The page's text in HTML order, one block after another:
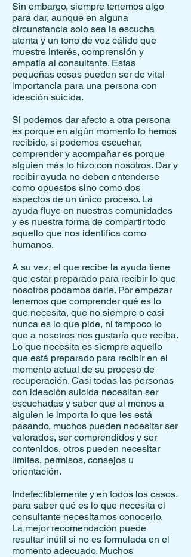
Sin embargo, siempre tenemos algo
para dar, aunque en alguna
circunstancia solo sea la escucha
atenta y un tono de voz cálido que
muestre interés, comprensión y
empatía al consultante. Estas
pequeñas cosas pueden ser de vital
importancia para una persona con
ideación suicida.
Si podemos dar afecto a otra persona
es porque en algún momento lo hemos
recibido, si podemos escuchar,
comprender y acompañar es porque
alguien más lo hizo con nosotros. Dar y
recibir ayuda no deben entenderse
como opuestos sino como dos
aspectos de un único proceso. La
ayuda fluye en nuestras comunidades
y es nuestra forma de compartir todo
aquello que nos identifica como
humanos.
A su vez, el que recibe la ayuda tiene
que estar preparado para recibir lo que
nosotros podamos darle. Por empezar
tenemos que comprender qué es lo
que necesita, que no siempre o casi
nunca es lo que pide, ni tampoco lo
que a nosotros nos gustaría que reciba.
Lo que necesita es siempre aquello
que está preparado para recibir en el
momento actual de su proceso de
recuperación. Casi todas las personas
con ideación suicida necesitan ser
escuchadas y saber que al menos a
alguien le importa lo que les está
pasando, muchos pueden necesitar ser
valorados, ser comprendidos y ser
contenidos, otros pueden necesitar
límites, permisos, consejos u
orientación.
Indefectiblemente y en todos los casos,
para saber qué es lo que necesita el
consultante necesitamos conocerlo.
La mejor recomendación puede
resultar inútil si no es formulada en el
momento adecuado. Muchos